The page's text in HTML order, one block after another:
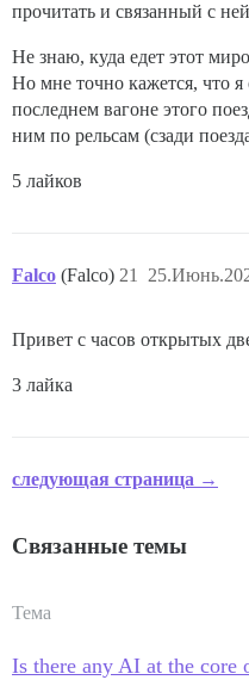
прочитать и связанный с
Не знаю, куда едет этот
Но мне точно кажется, что
последнем вагоне этого
ним по рельсам (сзади
5 лайков
Falco (Falco) 21
Привет с часов открытых
3 лайка
следующая страница →
Связанные темы
Тема
Is there any AI at the core